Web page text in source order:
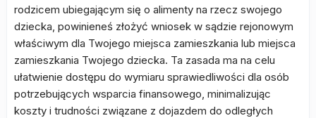
rodzicem ubiegającym się o alimenty na rzecz swojego
dziecka, powinieneś złożyć wniosek w sądzie rejonowym
właściwym dla Twojego miejsca zamieszkania lub miejsca
zamieszkania Twojego dziecka. Ta zasada ma na celu
ułatwienie dostępu do wymiaru sprawiedliwości dla osób
potrzebujących wsparcia finansowego, minimalizując
koszty i trudności związane z dojazdem do odległych